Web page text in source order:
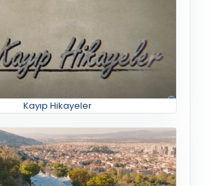
Kayıp Hikayeler